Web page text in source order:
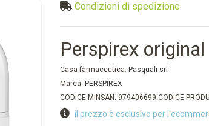
Condizioni di spedizione
Perspirex
Casa farmaceutica: Pasquali srl
Marca: PERSPIREX
CODICE MINSAN: 979406699 CODICE
il prezzo è esclusivo per